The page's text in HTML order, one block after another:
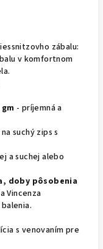
zábalu:
v komfortnom
- príjemná a
suchý zips s
a suchej alebo
doby pôsobenia
Vincenza
s venovaním pre